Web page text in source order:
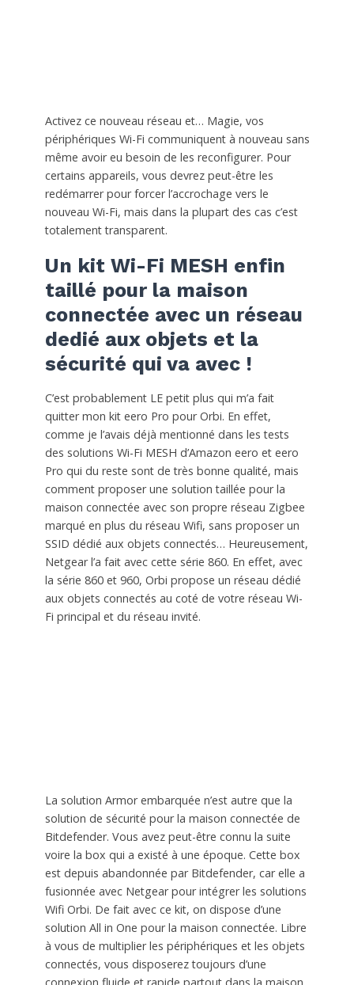
Activez ce nouveau réseau et… Magie, vos
périphériques Wi-Fi communiquent à nouveau sans
même avoir eu besoin de les reconfigurer. Pour
certains appareils, vous devrez peut-être les
redémarrer pour forcer l’accrochage vers le
nouveau Wi-Fi, mais dans la plupart des cas c’est
totalement transparent.
Un kit Wi-Fi MESH enfin
taillé pour la maison
connectée avec un réseau
dedié aux objets et la
sécurité qui va avec !
C’est probablement LE petit plus qui m’a fait
quitter mon kit eero Pro pour Orbi. En effet,
comme je l’avais déjà mentionné dans les tests
des solutions Wi-Fi MESH d’Amazon eero et eero
Pro qui du reste sont de très bonne qualité, mais
comment proposer une solution taillée pour la
maison connectée avec son propre réseau Zigbee
marqué en plus du réseau Wifi, sans proposer un
SSID dédié aux objets connectés… Heureusement,
Netgear l’a fait avec cette série 860. En effet, avec
la série 860 et 960, Orbi propose un réseau dédié
aux objets connectés au coté de votre réseau Wi-
Fi principal et du réseau invité.
La solution Armor embarquée n’est autre que la
solution de sécurité pour la maison connectée de
Bitdefender. Vous avez peut-être connu la suite
voire la box qui a existé à une époque. Cette box
est depuis abandonnée par Bitdefender, car elle a
fusionnée avec Netgear pour intégrer les solutions
Wifi Orbi. De fait avec ce kit, on dispose d’une
solution All in One pour la maison connectée. Libre
à vous de multiplier les périphériques et les objets
connectés, vous disposerez toujours d’une
connexion fluide et rapide partout dans la maison,